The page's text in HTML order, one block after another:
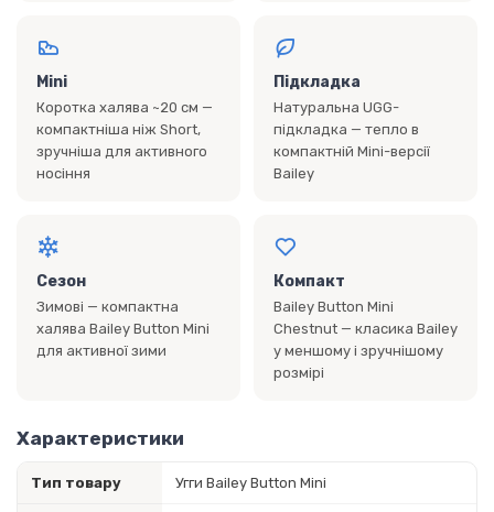
Mini
Коротка халява ~20 см —
компактніша ніж Short,
зручніша для активного
носіння
Підкладка
Натуральна UGG-
підкладка — тепло в
компактній Mini-версії
Bailey
Сезон
Зимові — компактна
халява Bailey Button Mini
для активної зими
Компакт
Bailey Button Mini
Chestnut — класика Bailey
у меншому і зручнішому
розмірі
Характеристики
Тип товару Угги Bailey Button Mini